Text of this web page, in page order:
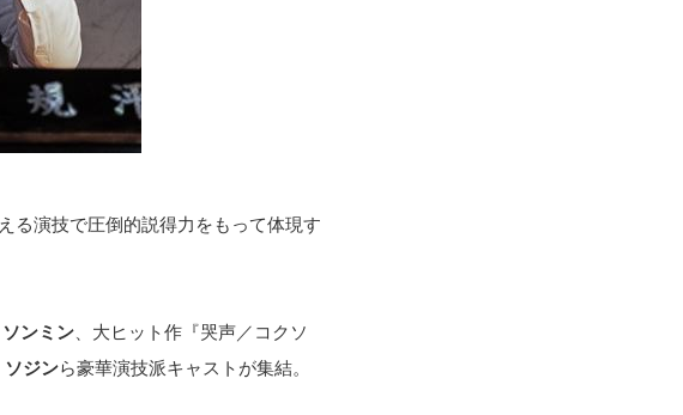
る演技で圧倒的説得力をもって体現す
ンミン 、大ヒット作『哭声／コクソ
ソジンら豪華演技派キャストが集結。